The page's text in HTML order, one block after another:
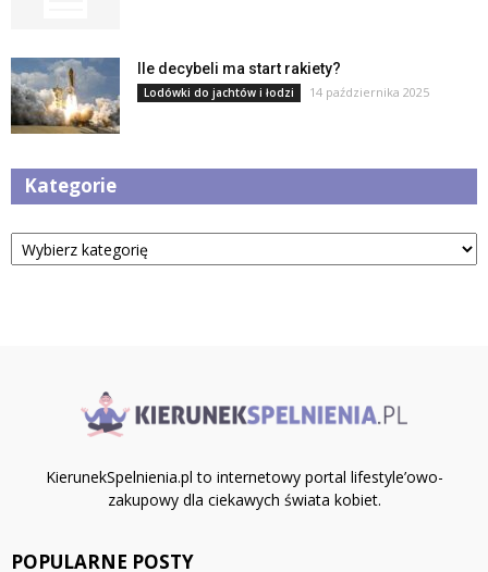
Ile decybeli ma start rakiety?
Lodówki do jachtów i łodzi 14 października 2025
Kategorie
Kategorie
KierunekSpelnienia.pl to internetowy portal lifestyle’owo-
zakupowy dla ciekawych świata kobiet.
POPULARNE POSTY